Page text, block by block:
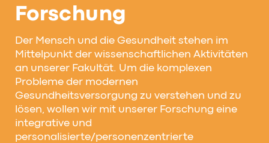
Forschung
Der Mensch und die Gesundheit stehen im
Mittelpunkt der wissenschaftlichen Aktivitäten
an unserer Fakultät. Um die komplexen
Probleme der modernen
Gesundheitsversorgung zu verstehen und zu
lösen, wollen wir mit unserer Forschung eine
integrative und
personalisierte/personenzentrierte